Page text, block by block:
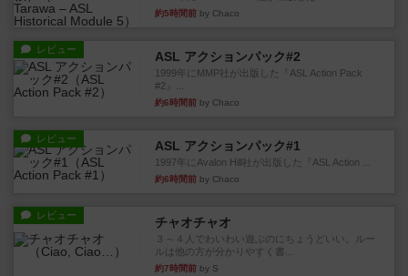
約5時間前 by Chaco
レビュー ASL アクションパック#2
1999年にMMP社が出版した『ASL Action Pack
#2』...
約6時間前 by Chaco
レビュー ASL アクションパック#1
1997年にAvalon Hill社が出版した『ASL Action ...
約6時間前 by Chaco
レビュー チャオチャオ
３～４人でわいわい遊ぶのにちょうどいい。ルー
ルは他の方が分かりやすく書...
約7時間前 by S